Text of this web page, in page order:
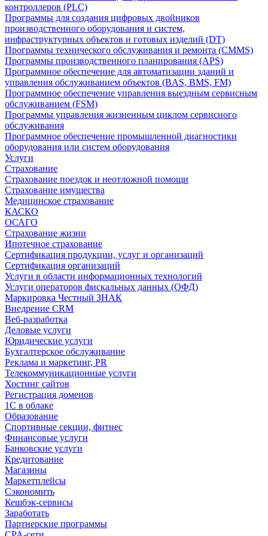
контроллеров (PLC)
Программы для создания цифровых двойников
производственного оборудования и систем,
инфраструктурных объектов и готовых изделий (DT)
Программы технического обслуживания и ремонта (CMMS)
Программы производственного планирования (APS)
Программное обеспечение для автоматизации зданий и
управления обслуживанием объектов (BAS, BMS, FM)
Программное обеспечение управления выездным сервисным
обслуживанием (FSM)
Программы управления жизненным циклом сервисного
обслуживания
Программное обеспечение промышленной диагностики
оборудования или систем оборудования
Услуги
Страхование
Страхование поездок и неотложной помощи
Страхование имущества
Медицинское страхование
КАСКО
ОСАГО
Страхование жизни
Ипотечное страхование
Сертификация продукции, услуг и организаций
Сертификация организаций
Услуги в области информационных технологий
Услуги операторов фискальных данных (ОФД)
Маркировка Честный ЗНАК
Внедрение CRM
Веб-разработка
Деловые услуги
Юридические услуги
Бухгалтерское обслуживание
Реклама и маркетинг, PR
Телекоммуникационные услуги
Хостинг сайтов
Регистрация доменов
1С в облаке
Образование
Спортивные секции, фитнес
Финансовые услуги
Банковские услуги
Кредитование
Магазины
Маркетплейсы
Сэкономить
Кешбэк-сервисы
Заработать
Партнерские программы